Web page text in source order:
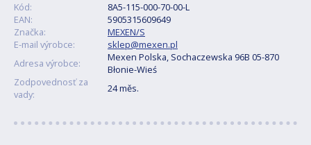
Kód:
8A5-115-000-70-00-L
EAN:
5905315609649
Značka:
MEXEN/S
E-mail výrobce:
sklep@mexen.pl
Adresa výrobce:
Mexen Polska, Sochaczewska 96B 05-870
Błonie-Wieś
Zodpovednosť za
vady:
24 měs.